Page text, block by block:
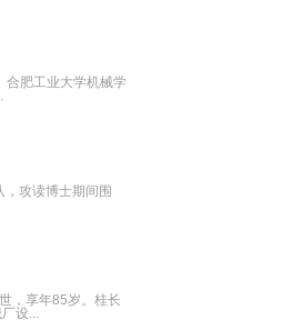
合肥工业大学机械学
攻读博士期间围
，享年85岁。桂长
设...